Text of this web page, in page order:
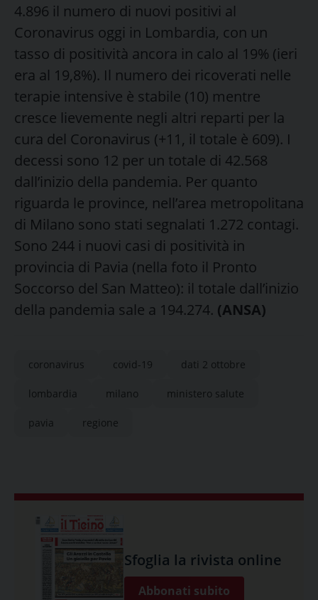
4.896 il numero di nuovi positivi al
Coronavirus oggi in Lombardia, con un
tasso di positività ancora in calo al 19% (ieri
era al 19,8%). Il numero dei ricoverati nelle
terapie intensive è stabile (10) mentre
cresce lievemente negli altri reparti per la
cura del Coronavirus (+11, il totale è 609). I
decessi sono 12 per un totale di 42.568
dall’inizio della pandemia. Per quanto
riguarda le province, nell’area metropolitana
di Milano sono stati segnalati 1.272 contagi.
Sono 244 i nuovi casi di positività in
provincia di Pavia (nella foto il Pronto
Soccorso del San Matteo): il totale dall’inizio
della pandemia sale a 194.274. (ANSA)
coronavirus covid-19 dati 2 ottobre
lombardia milano ministero salute
pavia regione
Sfoglia la rivista online
Abbonati subito